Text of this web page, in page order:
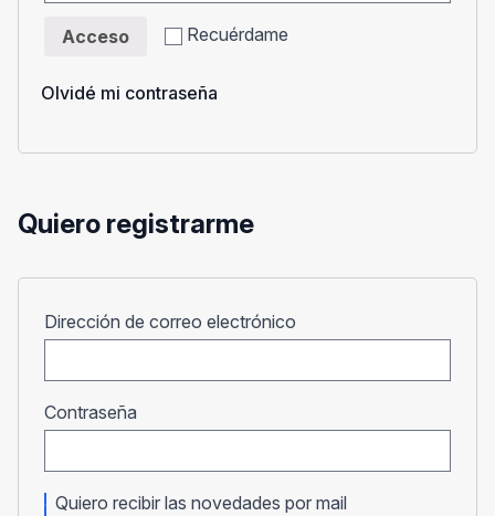
Recuérdame
Acceso
Olvidé mi contraseña
Quiero registrarme
Dirección de correo electrónico
Contraseña
Quiero recibir las novedades por mail